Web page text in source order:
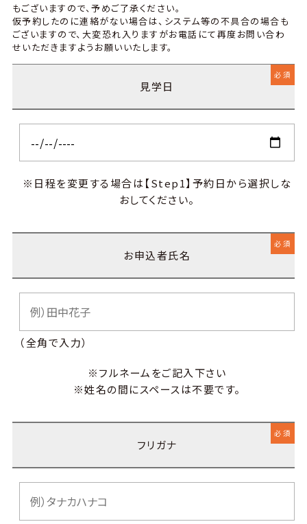
もございますので、予めご了承ください。
仮予約したのに連絡がない場合は、システム等の不具合の場合も
ございますので、 大変恐れ入りますがお電話にて再度お問い合わ
せいただきますようお願いいたします。
見学日
必須
※日程を変更する場合は【Step1】予約日から選択しな
おしてください。
お申込者氏名
必須
（全角で入力）
※フルネームをご記入下さい
※姓名の間にスペースは不要です。
フリガナ
必須